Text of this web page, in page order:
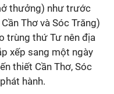
thưởng) như trước
Thơ và Sóc Trăng)
trùng thứ Tư nên địa
xếp sang một ngày
thiết Cần Thơ, Sóc
hành.